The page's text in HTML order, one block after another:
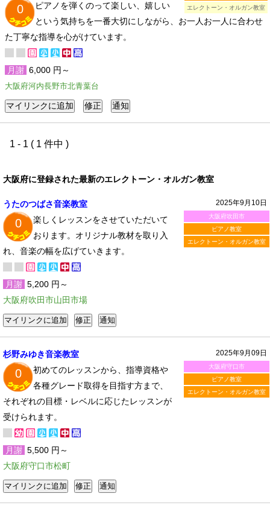
エレクトーン・オルガン教室
0
ピアノを弾くのって楽しい、嬉しい
という気持ちを一番大切にしながら、お一人お一人に合わせ
た丁寧な指導を心がけています。
月謝 6,000 円～
大阪府河内長野市北青葉台
1 - 1 ( 1 件中 )
大阪府に登録された最新のエレクトーン・オルガン教室
2025年9月10日
大阪府吹田市
ピアノ教室
エレクトーン・オルガン教室
うたのつばさ音楽教室
0
楽しくレッスンをさせていただいて
おります。オリジナル教材を取り入
れ、音楽の幅を広げていきます。
月謝 5,200 円～
大阪府吹田市山田市場
2025年9月09日
大阪府守口市
ピアノ教室
エレクトーン・オルガン教室
杉野みゆき音楽教室
0
初めてのレッスンから、指導資格や
各種グレード取得を目指す方まで、
それぞれの目標・レベルに応じたレッスンが
受けられます。
月謝 5,500 円～
大阪府守口市松町